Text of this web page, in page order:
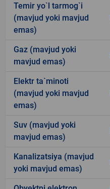
Temir yo`l tarmog`i
(mavjud yoki mavjud
emas)
Gaz (mavjud yoki
mavjud emas)
Elektr ta`minoti
(mavjud yoki mavjud
emas)
Suv (mavjud yoki
mavjud emas)
Kanalizatsiya (mavjud
yoki mavjud emas)